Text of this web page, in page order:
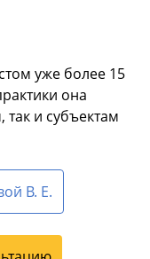
уже более 15
она
так и субъектам
В. Е.